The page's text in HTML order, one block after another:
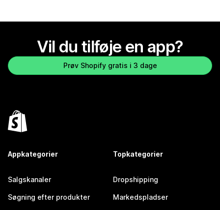
Vil du tilføje en app?
Prøv Shopify gratis i 3 dage
Appkategorier
Salgskanaler
Søgning efter produkter
Topkategorier
Dropshipping
Markedspladser